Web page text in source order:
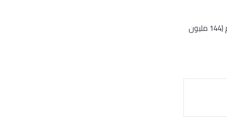
وكانت الشركة قد سجلت في الربع الأول من العام الجاري صافي أرباح بلغت 529 مليون درهم (144 مليون